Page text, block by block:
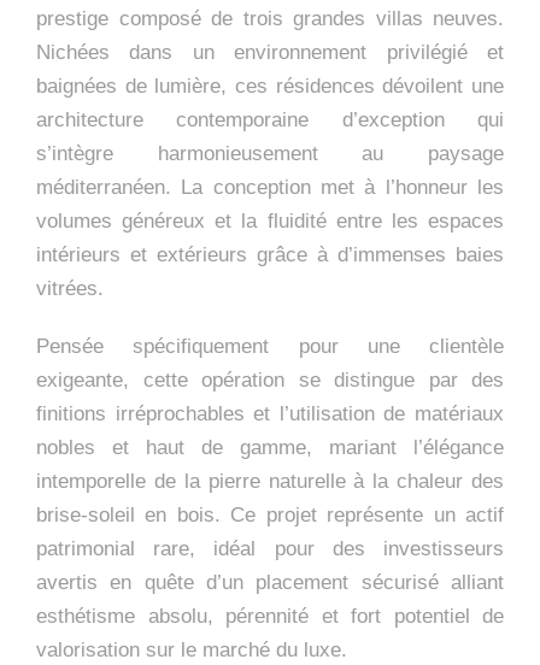
prestige composé de trois grandes villas neuves.
Nichées dans un environnement privilégié et
baignées de lumière, ces résidences dévoilent une
architecture contemporaine d’exception qui
s’intègre harmonieusement au paysage
méditerranéen. La conception met à l’honneur les
volumes généreux et la fluidité entre les espaces
intérieurs et extérieurs grâce à d’immenses baies
vitrées.
Pensée spécifiquement pour une clientèle
exigeante, cette opération se distingue par des
finitions irréprochables et l’utilisation de matériaux
nobles et haut de gamme, mariant l’élégance
intemporelle de la pierre naturelle à la chaleur des
brise-soleil en bois. Ce projet représente un actif
patrimonial rare, idéal pour des investisseurs
avertis en quête d’un placement sécurisé alliant
esthétisme absolu, pérennité et fort potentiel de
valorisation sur le marché du luxe.